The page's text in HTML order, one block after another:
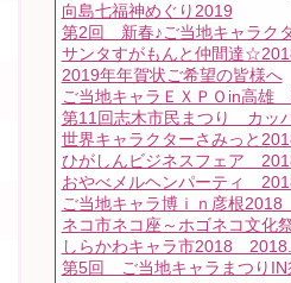
向島七福神めぐり2019
第2回 新春♪ご当地キャラク
サンタすがもんと仲間達
2019年年賀状ご希望の皆様へ
ご当地キャラＥＸＰＯin高雄
第11回志木市民まつり カッ
世界キャラクターさみっと
ひがしんビジネスフェア
おやべメルヘンパーティ
ご当地キャラ博ｉｎ彦根
ネコ市ネコ座～ホゴネコ文
しらかわキャラ市2018
第5回 ご当地キャラまつり